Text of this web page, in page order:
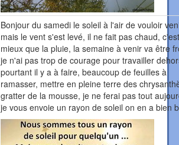
Bonjour du samedi le soleil à l'air de vouloir
mais le vent s'est levé, il ne fait pas chaud, c'est
mieux que la pluie, la semaine à venir va être
je n'ai pas trop de courage pour travailler
pourtant il y a à faire, beaucoup de feuilles à
ramasser, mettre en pleine terre des
gratter de la mousse, je ne ferai pas tout
je vous envoie un rayon de soleil on en a bien